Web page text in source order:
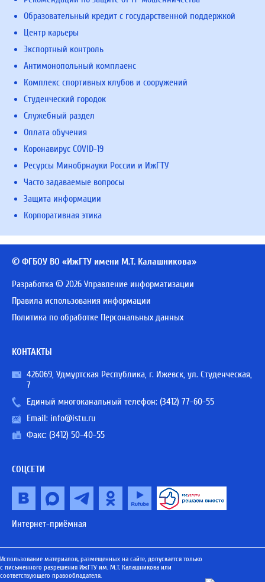
Образовательный кредит с государственной поддержкой
Центр карьеры
Экспортный контроль
Антимонопольный комплаенс
Комплекс спортивных клубов и сооружений
Студенческий городок
Служебный раздел
Оплата обучения
Коронавирус COVID-19
Ресурсы Минобрнауки России и ИжГТУ
Часто задаваемые вопросы
Защита информации
Корпоративная этика
© ФГБОУ ВО «ИжГТУ имени М.Т. Калашникова»
Разработка © 2026 Управление информатизации
Правила использования информации
Политика по обработке Персональных данных
КОНТАКТЫ
426069, Удмуртская Республика, г. Ижевск, ул. Студенческая,
7
Единый многоканальный телефон: (3412) 77-60-55
Email: info@istu.ru
Факс: (3412) 50-40-55
СОЦСЕТИ
Интернет-приёмная
Использование материалов, размещенных на сайте, допускается только
с письменного разрешения ИжГТУ им. М.Т. Калашникова или
соответствующего правообладателя.